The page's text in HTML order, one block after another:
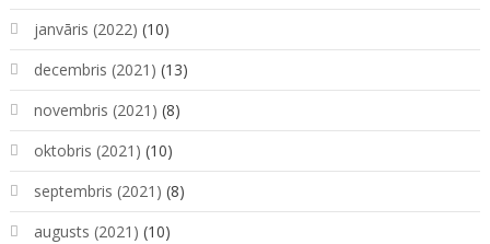
janvāris (2022) (10)
decembris (2021) (13)
novembris (2021) (8)
oktobris (2021) (10)
septembris (2021) (8)
augusts (2021) (10)